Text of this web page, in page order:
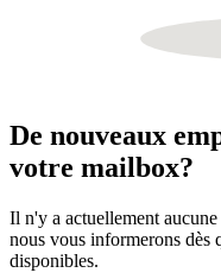
De nouveaux
votre mailbox?
Il n'y a actuellement
nous vous informerons dès
disponibles.